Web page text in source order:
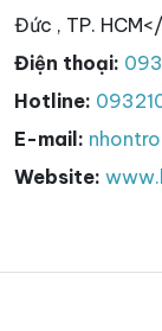
Đức , TP.
Điện thoại:
Hotline:
E-mail:
Website: